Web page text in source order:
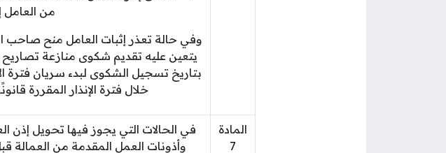
من العامل
يتعين عليه تقديم شكوى منازعة
بتاريخ تسجيل الشكوى لبدء سريان فترة
خلال فترة الإنذار المقررة
المادة
7
في الحالات التي يجوز فيها تحويل إذن
وأذونات العمل المقدمة من